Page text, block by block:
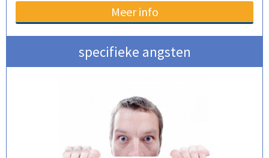
Meer info
specifieke angsten